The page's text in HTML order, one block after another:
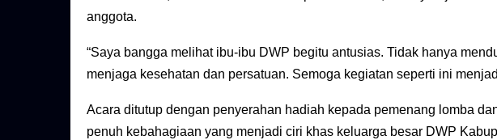
anggota.
“Saya bangga melihat ibu-ibu DWP begitu antusias. Tidak hanya
menjaga kesehatan dan persatuan. Semoga kegiatan seperti ini
Acara ditutup dengan penyerahan hadiah kepada pemenang lomba
penuh kebahagiaan yang menjadi ciri khas keluarga besar DWP